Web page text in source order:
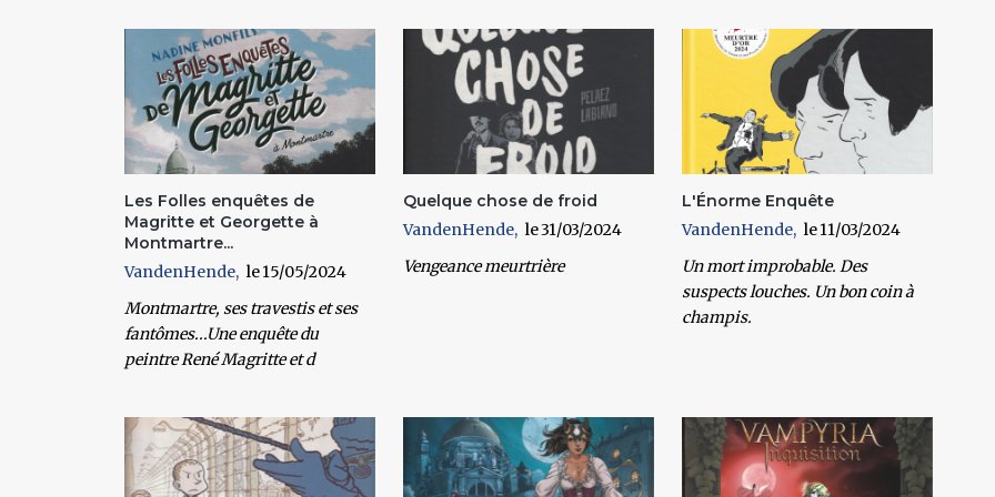
Les Folles enquêtes de
Magritte et Georgette à
Montmartre...
VandenHende
15/05/2024
Montmartre, ses travestis et ses
fantômes...Une enquête du
peintre René Magritte et d
Quelque chose de froid
VandenHende
31/03/2024
Vengeance meurtrière
L'Énorme Enquête
VandenHende
11/03/2024
Un mort improbable. Des
suspects louches. Un bon coin à
champis.
Pages